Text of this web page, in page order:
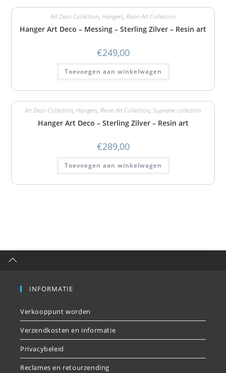
Art Deco Collection, Hangers, Resin Art Collection
Hanger Art Deco – Messing – Sterling Zilver – Resin art
€249,00
Toevoegen aan winkelwagen
Art Deco Collection, Hangers, Resin Art Collection, Supreme collection
Hanger Art Deco – Sterling Zilver – Resin art
€289,00
Toevoegen aan winkelwagen
INFORMATIE
Verkooppunt worden
Verzendkosten en informatie
Privacybeleid
Reclames en retourzending